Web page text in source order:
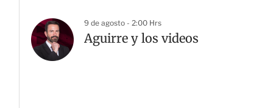
9 de agosto - 2:00 Hrs
Aguirre y los videos